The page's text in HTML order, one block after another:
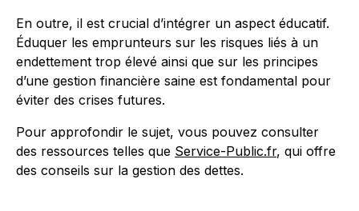
En outre, il est crucial d’intégrer un aspect éducatif.
Éduquer les emprunteurs sur les risques liés à un
endettement trop élevé ainsi que sur les principes
d’une gestion financière saine est fondamental pour
éviter des crises futures.
Pour approfondir le sujet, vous pouvez consulter
des ressources telles que Service-Public.fr, qui offre
des conseils sur la gestion des dettes.